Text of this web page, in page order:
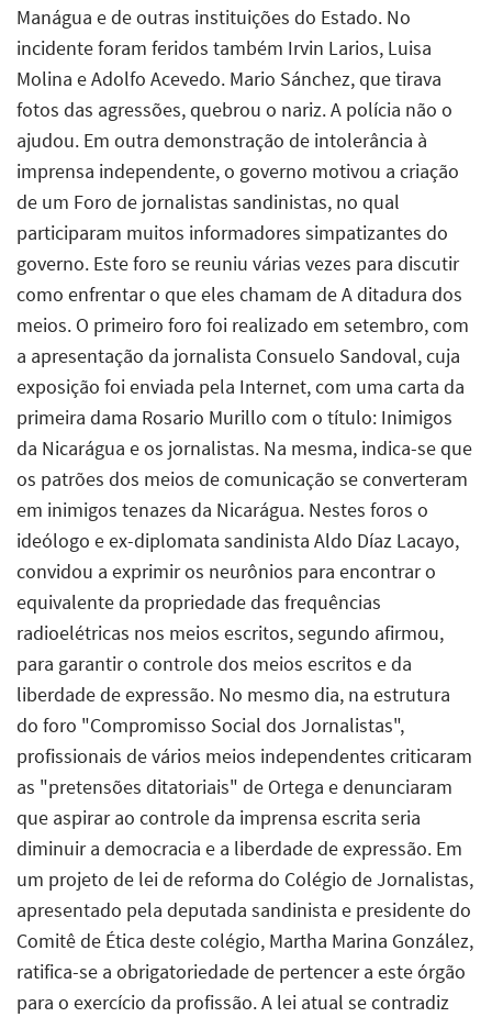
Manágua e de outras instituições do Estado. No
incidente foram feridos também Irvin Larios, Luisa
Molina e Adolfo Acevedo. Mario Sánchez, que tirava
fotos das agressões, quebrou o nariz. A polícia não o
ajudou. Em outra demonstração de intolerância à
imprensa independente, o governo motivou a criação
de um Foro de jornalistas sandinistas, no qual
participaram muitos informadores simpatizantes do
governo. Este foro se reuniu várias vezes para discutir
como enfrentar o que eles chamam de A ditadura dos
meios. O primeiro foro foi realizado em setembro, com
a apresentação da jornalista Consuelo Sandoval, cuja
exposição foi enviada pela Internet, com uma carta da
primeira dama Rosario Murillo com o título: Inimigos
da Nicarágua e os jornalistas. Na mesma, indica-se que
os patrões dos meios de comunicação se converteram
em inimigos tenazes da Nicarágua. Nestes foros o
ideólogo e ex-diplomata sandinista Aldo Díaz Lacayo,
convidou a exprimir os neurônios para encontrar o
equivalente da propriedade das frequências
radioelétricas nos meios escritos, segundo afirmou,
para garantir o controle dos meios escritos e da
liberdade de expressão. No mesmo dia, na estrutura
do foro "Compromisso Social dos Jornalistas",
profissionais de vários meios independentes criticaram
as "pretensões ditatoriais" de Ortega e denunciaram
que aspirar ao controle da imprensa escrita seria
diminuir a democracia e a liberdade de expressão. Em
um projeto de lei de reforma do Colégio de Jornalistas,
apresentado pela deputada sandinista e presidente do
Comitê de Ética deste colégio, Martha Marina González,
ratifica-se a obrigatoriedade de pertencer a este órgão
para o exercício da profissão. A lei atual se contradiz